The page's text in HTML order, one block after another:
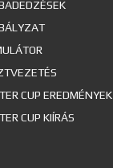
CUP EREDMÉNYEK
CUP KIÍRÁS